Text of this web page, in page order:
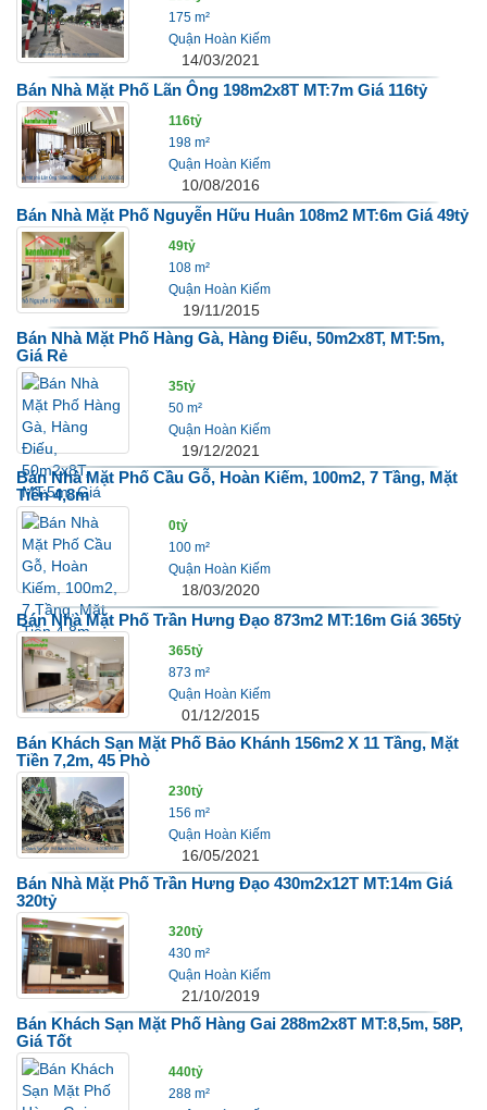
175 m²
Quận Hoàn Kiếm
14/03/2021
Bán Nhà Mặt Phố Lãn Ông 198m2x8T MT:7m Giá 116tỷ
116tỷ
198 m²
Quận Hoàn Kiếm
10/08/2016
Bán Nhà Mặt Phố Nguyễn Hữu Huân 108m2 MT:6m Giá 49tỷ
49tỷ
108 m²
Quận Hoàn Kiếm
19/11/2015
Bán Nhà Mặt Phố Hàng Gà, Hàng Điếu, 50m2x8T, MT:5m,
Giá Rẻ
35tỷ
50 m²
Quận Hoàn Kiếm
19/12/2021
Bán Nhà Mặt Phố Cầu Gỗ, Hoàn Kiếm, 100m2, 7 Tầng, Mặt
Tiền 4,8m
0tỷ
100 m²
Quận Hoàn Kiếm
18/03/2020
Bán Nhà Mặt Phố Trần Hưng Đạo 873m2 MT:16m Giá 365tỷ
365tỷ
873 m²
Quận Hoàn Kiếm
01/12/2015
Bán Khách Sạn Mặt Phố Bảo Khánh 156m2 X 11 Tầng, Mặt
Tiền 7,2m, 45 Phò
230tỷ
156 m²
Quận Hoàn Kiếm
16/05/2021
Bán Nhà Mặt Phố Trần Hưng Đạo 430m2x12T MT:14m Giá
320tỷ
320tỷ
430 m²
Quận Hoàn Kiếm
21/10/2019
Bán Khách Sạn Mặt Phố Hàng Gai 288m2x8T MT:8,5m, 58P,
Giá Tốt
440tỷ
288 m²